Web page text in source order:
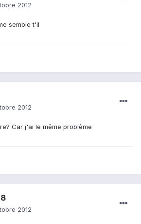
2012
semble t'il
2012
Car j'ai le même problème
2012